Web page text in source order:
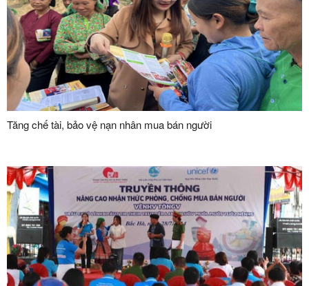
Tăng chế tài, bảo vệ nạn nhân mua bán người